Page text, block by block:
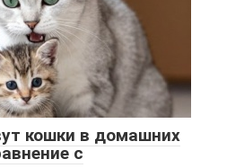
кошки в домашних
с